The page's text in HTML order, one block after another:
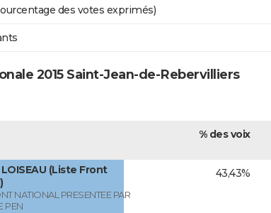
des votes exprimés)
2015 Saint-Jean-de-Rebervilliers
% des voix
(Liste Front
NATIONAL PRESENTEE PAR
PEN
43,43%